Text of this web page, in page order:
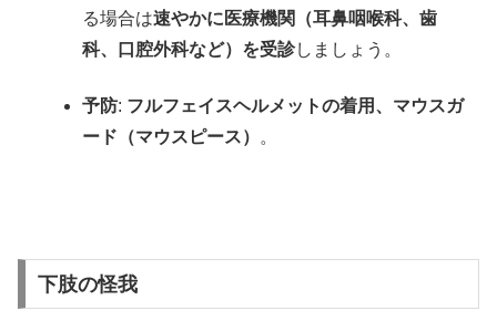
る場合は速やかに医療機関（耳鼻咽喉科、歯
科、口腔外科など）を受診しましょう。
予防: フルフェイスヘルメットの着用、マウスガ
ード（マウスピース） 。
下肢の怪我